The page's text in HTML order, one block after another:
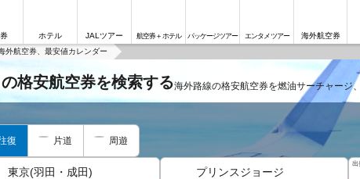
ホテル JALツアー 航空券＋ホテル パッケージツアー エンタメツアー 海外航空券
外航空券、最安値カレンダー
格安航空券を検索する海外路線の格安航空券を燃油サーチャージ
復 片道 周遊
東京(羽田・成田) プリンスジョージ
出